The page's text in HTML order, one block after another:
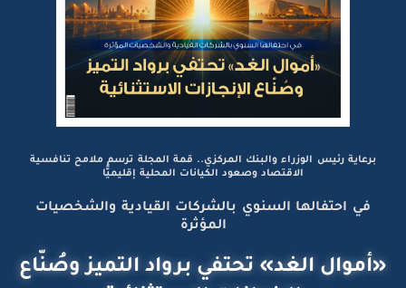
برعاية رئيس الوزراء والبنك المركزي.. قمة المجلة ترسم ملامح تنافسية
الاقتصاد وصعود الكيانات المحلية إقليميًّا
في احتفالها السنوي بالشركات القيادية والشخصيات
المؤثرة
«أموال الغد» تحتفي برواد التميز وصُنّاع